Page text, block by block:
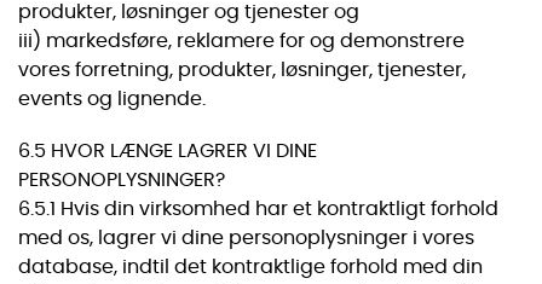
produkter, løsninger og tjenester og
iii) markedsføre, reklamere for og demonstrere
vores forretning, produkter, løsninger, tjenester,
events og lignende.
6.5 HVOR LÆNGE LAGRER VI DINE
PERSONOPLYSNINGER?
6.5.1 Hvis din virksomhed har et kontraktligt forhold
med os, lagrer vi dine personoplysninger i vores
database, indtil det kontraktlige forhold med din